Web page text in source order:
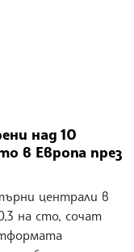
над 10
в Европа през
централи в
на сто, сочат